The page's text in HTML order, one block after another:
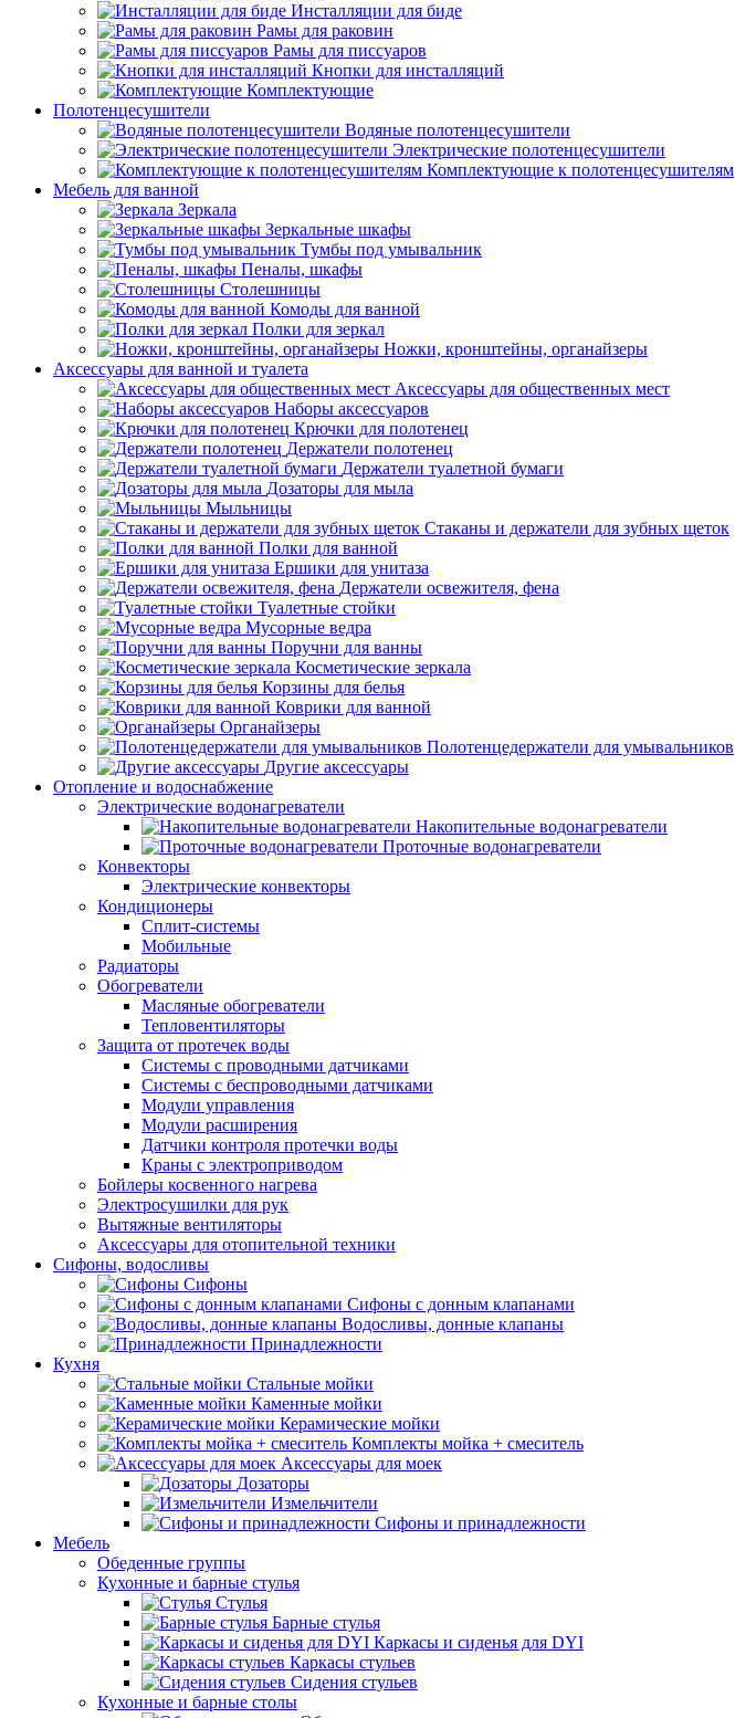
Инсталляции для биде
Рамы для раковин
Рамы для писсуаров
Кнопки для инсталляций
Комплектующие
Полотенцесушители
Водяные полотенцесушители
Электрические полотенцесушители
Комплектующие к полотенцесушителям
Мебель для ванной
Зеркала
Зеркальные шкафы
Тумбы под умывальник
Пеналы, шкафы
Столешницы
Комоды для ванной
Полки для зеркал
Ножки, кронштейны, органайзеры
Аксессуары для ванной и туалета
Аксессуары для общественных мест
Наборы аксессуаров
Крючки для полотенец
Держатели полотенец
Держатели туалетной бумаги
Дозаторы для мыла
Мыльницы
Стаканы и держатели для зубных щеток
Полки для ванной
Ершики для унитаза
Держатели освежителя, фена
Туалетные стойки
Мусорные ведра
Поручни для ванны
Косметические зеркала
Корзины для белья
Коврики для ванной
Органайзеры
Полотенцедержатели для умывальников
Другие аксессуары
Отопление и водоснабжение
Электрические водонагреватели
Накопительные водонагреватели
Проточные водонагреватели
Конвекторы
Электрические конвекторы
Кондиционеры
Сплит-системы
Мобильные
Радиаторы
Обогреватели
Масляные обогреватели
Тепловентиляторы
Защита от протечек воды
Системы с проводными датчиками
Системы с беспроводными датчиками
Модули управления
Модули расширения
Датчики контроля протечки воды
Краны с электроприводом
Бойлеры косвенного нагрева
Электросушилки для рук
Вытяжные вентиляторы
Аксессуары для отопительной техники
Сифоны, водосливы
Сифоны
Сифоны с донным клапанами
Водосливы, донные клапаны
Принадлежности
Кухня
Стальные мойки
Каменные мойки
Керамические мойки
Комплекты мойка + смеситель
Аксессуары для моек
Дозаторы
Измельчители
Сифоны и принадлежности
Мебель
Обеденные группы
Кухонные и барные стулья
Стулья
Барные стулья
Каркасы и сиденья для DYI
Каркасы стульев
Сидения стульев
Кухонные и барные столы